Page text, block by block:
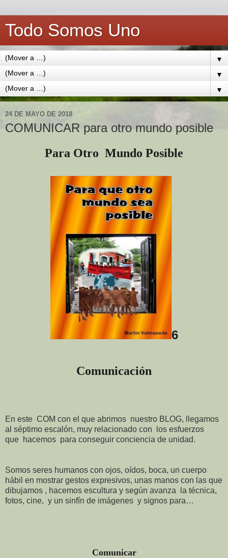
Todo Somos Uno
▼
▼
▼
24 DE MAYO DE 2018
COMUNICAR para otro mundo posible
Para Otro Mundo Posible
6
Comunicación
En este COM con el que abrimos nuestro BLOG, llegamos
al séptimo escalón, muy relacionado con los esfuerzos
que hacemos para conseguir conciencia de unidad.
Somos seres humanos con ojos, oídos, boca, un cuerpo
hábil en mostrar gestos expresivos, unas manos con las que
dibujamos , hacemos escultura y según avanza la técnica,
fotos, cine, y un sinfín de imágenes y signos para…
Comunicar